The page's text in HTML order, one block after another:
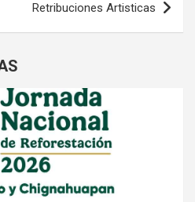
Retribuciones Artisticas